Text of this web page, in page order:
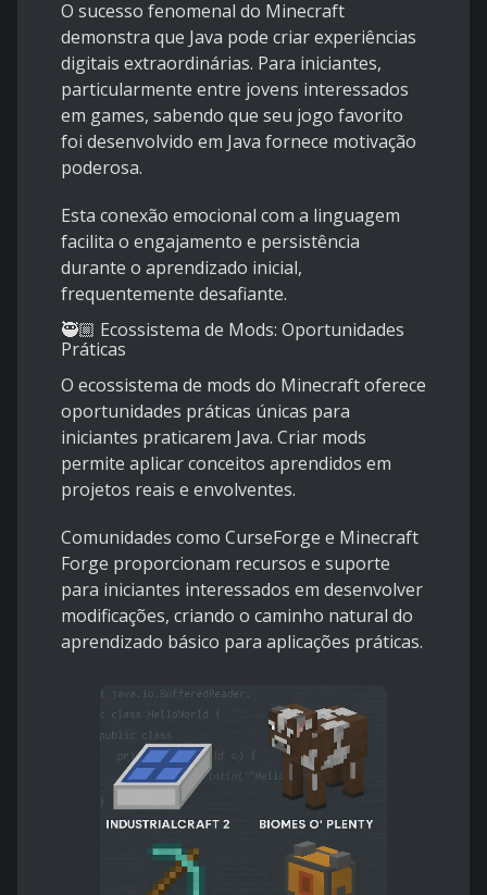
O sucesso fenomenal do Minecraft
demonstra que Java pode criar experiências
digitais extraordinárias. Para iniciantes,
particularmente entre jovens interessados
em games, sabendo que seu jogo favorito
foi desenvolvido em Java fornece motivação
poderosa.
Esta conexão emocional com a linguagem
facilita o engajamento e persistência
durante o aprendizado inicial,
frequentemente desafiante.
🥷🏼 Ecossistema de Mods: Oportunidades
Práticas
O ecossistema de mods do Minecraft oferece
oportunidades práticas únicas para
iniciantes praticarem Java. Criar mods
permite aplicar conceitos aprendidos em
projetos reais e envolventes.
Comunidades como CurseForge e Minecraft
Forge proporcionam recursos e suporte
para iniciantes interessados em desenvolver
modificações, criando o caminho natural do
aprendizado básico para aplicações práticas.